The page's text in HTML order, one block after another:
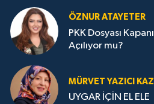
ÖZNUR ATAYETER
PKK Dosyası
Açılıyor mu?
MÜRVET YAZICI
UYGAR İÇİN EL ELE